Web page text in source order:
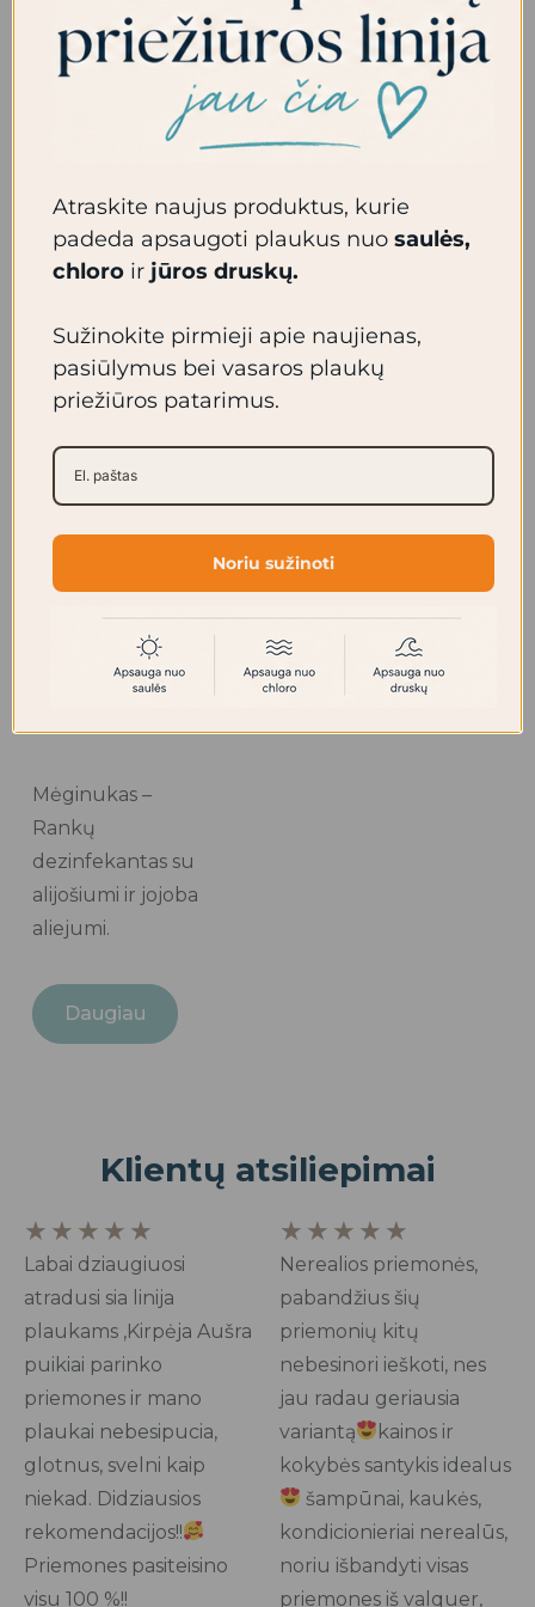
Mėginukas –
Plaukų kaukė
plaukams.
0.00€
Daugiau
Vitaminas C veido
priežiūrai.
Mėginukas –
Rankų
dezinfekantas su
alijošiumi ir jojoba
aliejumi.
Daugiau
Klientų atsiliepimai
★ ★ ★ ★ ★
5
out
of
5
Labai dziaugiuosi
atradusi sia linija
plaukams ,Kirpėja Aušra
puikiai parinko
priemones ir mano
plaukai nebesipucia,
glotnus, svelni kaip
niekad. Didziausios
rekomendacijos!!
Priemones pasiteisino
visu 100 %!!
★ ★ ★ ★ ★
5
out
of
5
Nerealios priemonės,
pabandžius šių
priemonių kitų
nebesinori ieškoti, nes
jau radau geriausia
variantą
kainos ir
kokybės santykis idealus
šampūnai, kaukės,
kondicionieriai nerealūs,
noriu išbandyti visas
priemones iš valquer,
Atraskite naujus produktus, kurie
padeda apsaugoti plaukus nuo saulės,
chloro ir jūros druskų.
Sužinokite pirmieji apie naujienas,
pasiūlymus bei vasaros plaukų
priežiūros patarimus.
Noriu sužinoti